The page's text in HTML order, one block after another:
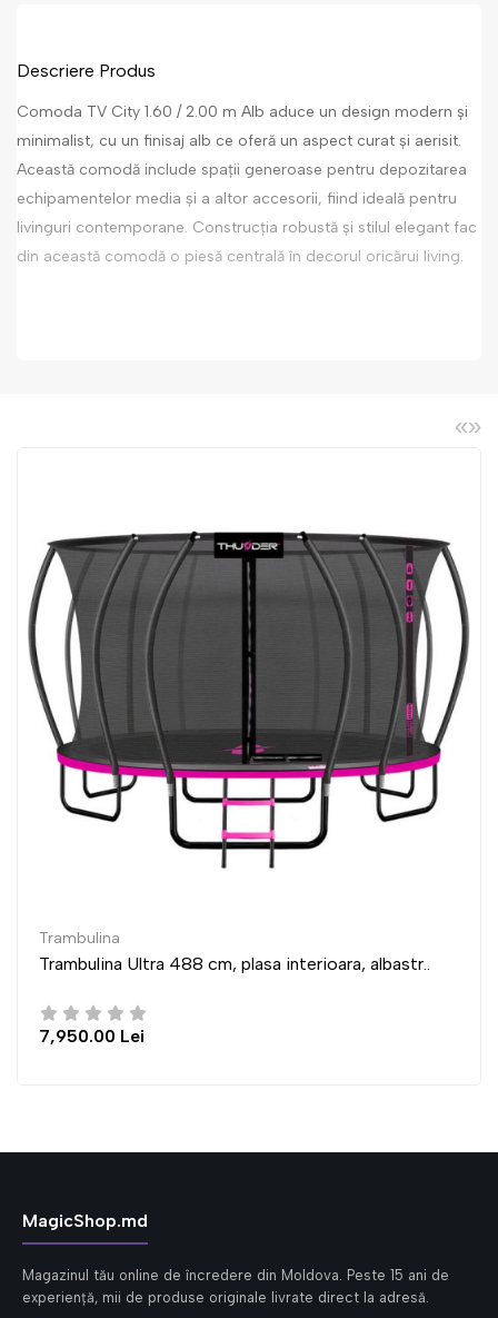
Descriere Produs
Comoda TV City 1.60 / 2.00 m Alb aduce un design modern și
minimalist, cu un finisaj alb ce oferă un aspect curat și aerisit.
Această comodă include spații generoase pentru depozitarea
echipamentelor media și a altor accesorii, fiind ideală pentru
livinguri contemporane. Construcția robustă și stilul elegant fac
din această comodă o piesă centrală în decorul oricărui living.
«»
Ultra 488 cm, plasa interioara, albastr..
Lei
MagicShop.md
Magazinul tău online de încredere din Moldova. Peste 15 ani de
experiență, mii de produse originale livrate direct la adresă.